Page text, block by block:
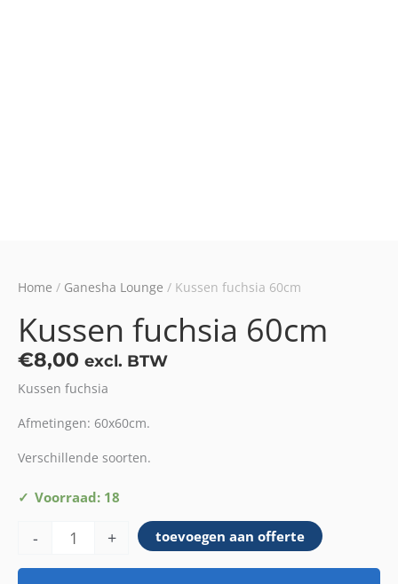
Home / Ganesha Lounge / Kussen fuchsia 60cm
Kussen fuchsia 60cm
€8,00 excl. BTW
Kussen fuchsia
Afmetingen: 60x60cm.
Verschillende soorten.
Voorraad: 18
-
Kussen
60cm
+ toevoegen aan offerte